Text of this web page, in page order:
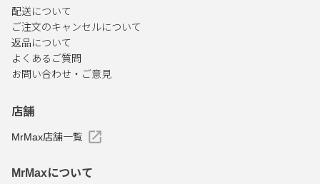
配送について
ご注文のキャンセルについて
返品について
よくあるご質問
お問い合わせ・ご意見
店舗
MrMax店舗一覧
MrMaxについて